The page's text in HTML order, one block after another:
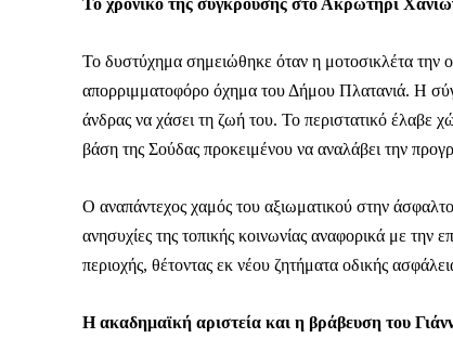
Το χρονικό της σύγκρουσης στο Ακρωτήρι
Το δυστύχημα σημειώθηκε όταν η μοτοσικλέτα την
απορριμματοφόρο όχημα του Δήμου Πλατανιά. Η
άνδρας να χάσει τη ζωή του. Το περιστατικό έλαβε
βάση της Σούδας προκειμένου να αναλάβει την
Ο αναπάντεχος χαμός του αξιωματικού στην
ανησυχίες της τοπικής κοινωνίας αναφορικά με την
περιοχής, θέτοντας εκ νέου ζητήματα οδικής
Η ακαδημαϊκή αριστεία και η βράβευση του